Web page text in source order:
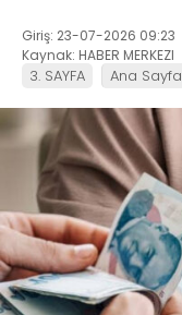
Giriş: 23-07-2026 09:23
Kaynak: HABER MERKEZI
3. SAYFA Ana Sayfa